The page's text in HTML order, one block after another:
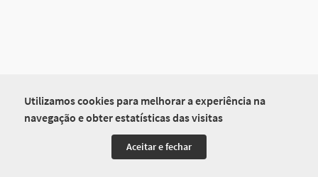
Utilizamos cookies para melhorar a experiência na
navegação e obter estatísticas das visitas
Aceitar e fechar